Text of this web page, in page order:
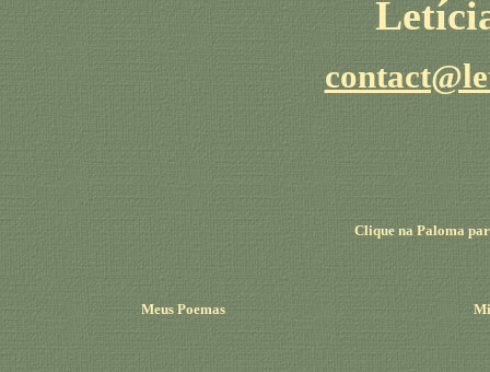
Clique na Paloma
Meus Poemas